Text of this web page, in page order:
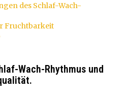
des Schlaf-Wach-
Fruchtbarkeit
Wach-Rhythmus und